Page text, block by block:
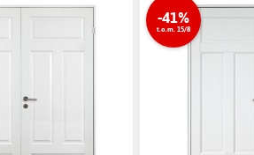
-41%
t.o.m. 15/8